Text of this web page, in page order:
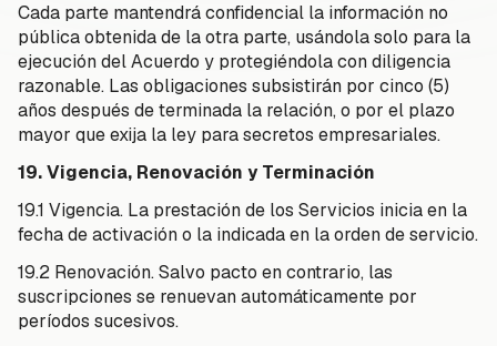
Cada parte mantendrá confidencial la información no
pública obtenida de la otra parte, usándola solo para la
ejecución del Acuerdo y protegiéndola con diligencia
razonable. Las obligaciones subsistirán por cinco (5)
años después de terminada la relación, o por el plazo
mayor que exija la ley para secretos empresariales.
19. Vigencia, Renovación y Terminación
19.1 Vigencia. La prestación de los Servicios inicia en la
fecha de activación o la indicada en la orden de servicio.
19.2 Renovación. Salvo pacto en contrario, las
suscripciones se renuevan automáticamente por
períodos sucesivos.